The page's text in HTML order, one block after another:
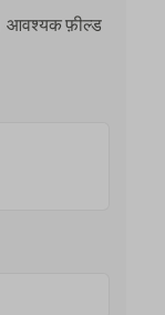
आवश्यक फ़ील्ड